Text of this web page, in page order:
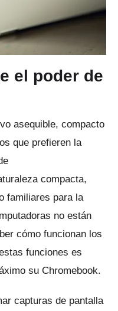
el poder de
asequible, compacto
que prefieren la
compacta,
familiares para la
no están
cómo funcionan los
funciones es
su Chromebook.
capturas de pantalla